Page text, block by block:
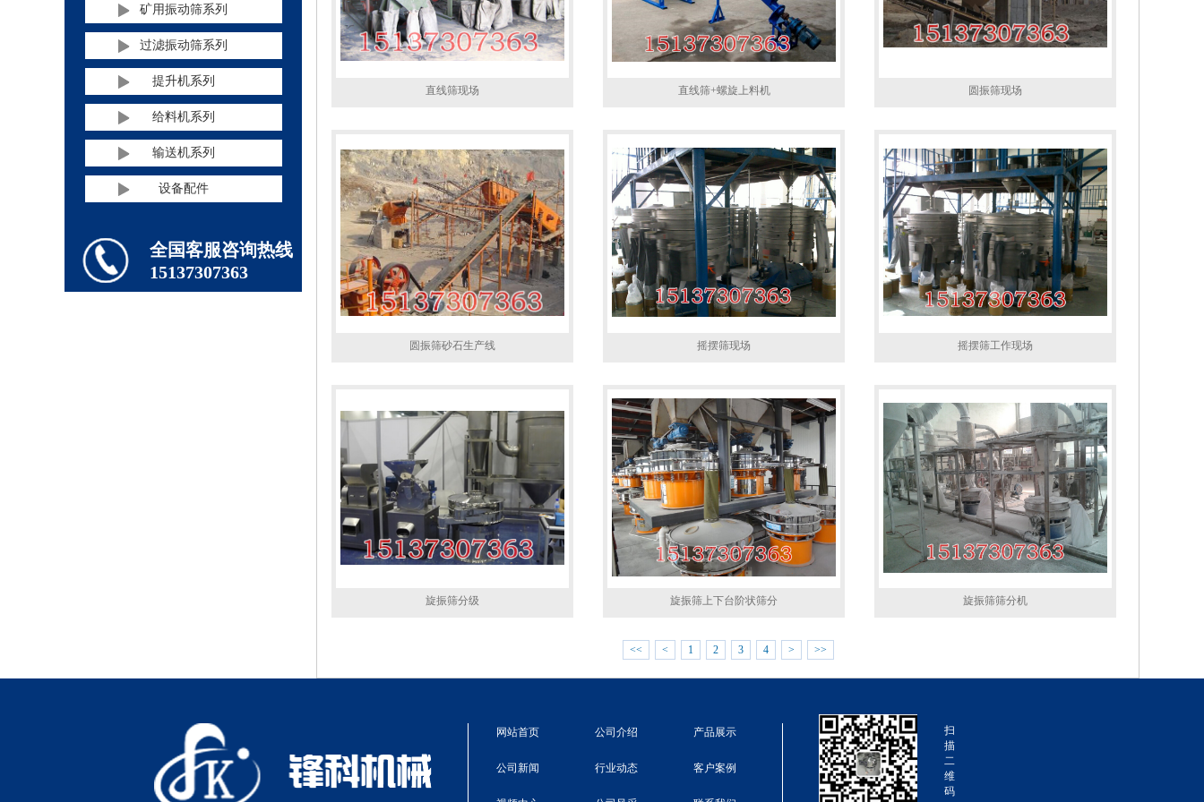
矿用振动筛系列
过滤振动筛系列
提升机系列
给料机系列
输送机系列
设备配件
全国客服咨询热线
15137307363
直线筛现场 直线筛+螺旋上料机 圆振筛现场
圆振筛砂石生产线 摇摆筛现场 摇摆筛工作现场
旋振筛分级 旋振筛上下台阶状筛分 旋振筛筛分机
<< < 1 2 3 4 > >>
网站首页 公司介绍 产品展示
公司新闻 行业动态 客户案例
扫
描
二
维
码